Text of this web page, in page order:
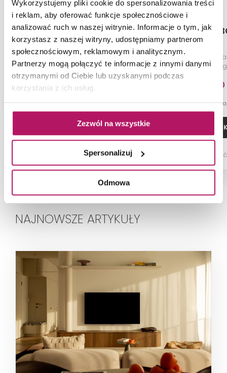
Wykorzystujemy pliki cookie do spersonalizowania treści
i reklam, aby oferować funkcje społecznościowe i
analizować ruch w naszej witrynie. Informacje o tym, jak
korzystasz z naszej witryny, udostępniamy partnerom
społecznościowym, reklamowym i analitycznym.
Partnerzy mogą połączyć te informacje z innymi danymi
otrzymanymi od Ciebie lub uzyskanymi podczas
korzystania z ich usług.
Zezwól na wszystkie
Spersonalizuj
Odmowa
Neo Joko BOJ 016L
Bateria wannowa stojąca 1-
otworowa, chrom
310,10 PLN
-7% od 335,20 PLN najniższa cena
ZOBACZ PRODUKT
na zamówienie
Neo Joko
Bateria
-7% od 159,20 PLN
DODAJ DO
NAJNOWSZE ARTYKUŁY